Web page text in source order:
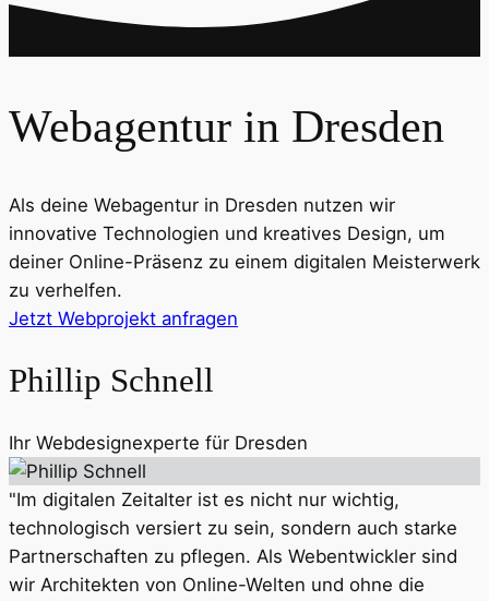
Webagentur in Dresden
Als deine Webagentur in Dresden nutzen wir
innovative Technologien und kreatives Design, um
deiner Online-Präsenz zu einem digitalen Meisterwerk
zu verhelfen.
Jetzt Webprojekt anfragen
Phillip Schnell
Ihr Webdesignexperte für Dresden
"Im digitalen Zeitalter ist es nicht nur wichtig,
technologisch versiert zu sein, sondern auch starke
Partnerschaften zu pflegen. Als Webentwickler sind
wir Architekten von Online-Welten und ohne die